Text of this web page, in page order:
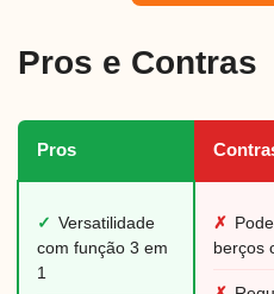
Pros e Contras
Pros
✓ Versatilidade
com função 3 em
1
✗
berços